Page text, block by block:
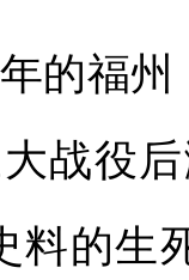
福州
战役
料的生